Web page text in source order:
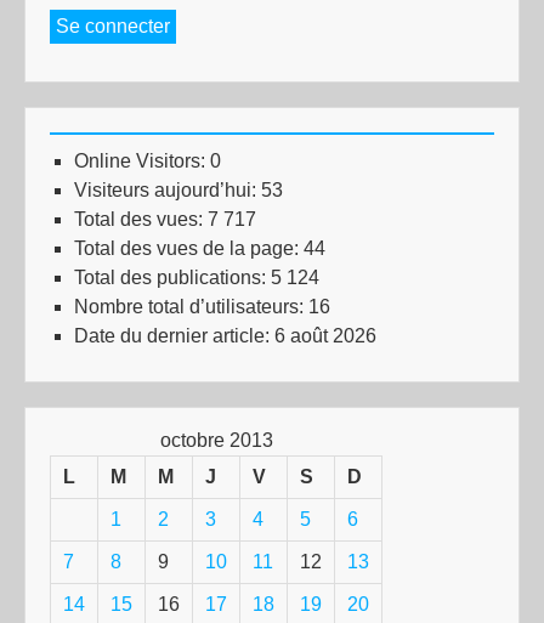
Se connecter
Online Visitors: 0
Visiteurs aujourd’hui: 53
Total des vues: 7 717
Total des vues de la page: 44
Total des publications: 5 124
Nombre total d’utilisateurs: 16
Date du dernier article: 6 août 2026
octobre 2013
L
M M J V S D
1 2 3 4 5 6
7 8 9 10 11 12 13
14 15 16 17 18 19 20